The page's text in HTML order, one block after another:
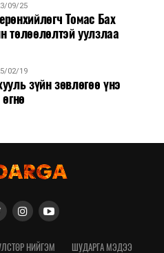
09/25
Томас Бах
төлөөлөлтэй уулзлаа
02/19
зүйн зөвлөгөө үнэ
НИЙГЭМ ШУДАРГА МЭДЭЭ